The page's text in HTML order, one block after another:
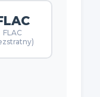
FLAC